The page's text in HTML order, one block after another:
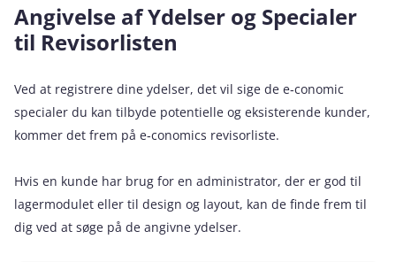
Angivelse af Ydelser og Specialer
til Revisorlisten
Ved at registrere dine ydelser, det vil sige de e‑conomic
specialer du kan tilbyde potentielle og eksisterende kunder,
kommer det frem på e‑conomics revisorliste.
Hvis en kunde har brug for en administrator, der er god til
lagermodulet eller til design og layout, kan de finde frem til
dig ved at søge på de angivne ydelser.